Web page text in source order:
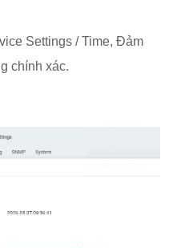
Settings / Time, Đảm
chính xác.